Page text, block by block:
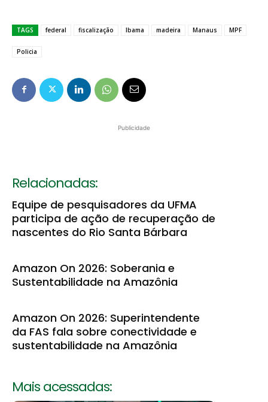
TAGS federal fiscalização Ibama madeira Manaus MPF
Policia
Publicidade
Relacionadas:
Equipe de pesquisadores da UFMA
participa de ação de recuperação de
nascentes do Rio Santa Bárbara
Amazon On 2026: Soberania e
Sustentabilidade na Amazônia
Amazon On 2026: Superintendente
da FAS fala sobre conectividade e
sustentabilidade na Amazônia
Mais acessadas: